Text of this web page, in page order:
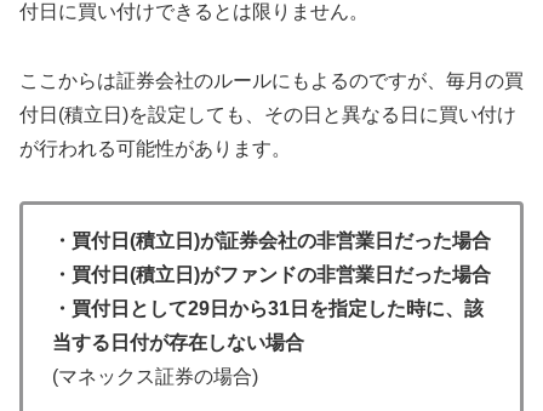
付日に買い付けできるとは限りません。
ここからは証券会社のルールにもよるのですが、毎月の買
付日(積立日)を設定しても、その日と異なる日に買い付け
が行われる可能性があります。
・買付日(積立日)が証券会社の非営業日だった場合
・買付日(積立日)がファンドの非営業日だった場合
・買付日として29日から31日を指定した時に、該
当する日付が存在しない場合
(マネックス証券の場合)